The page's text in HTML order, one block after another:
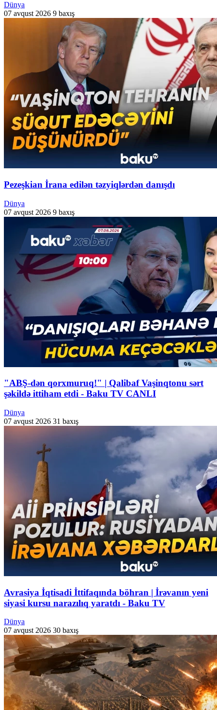
Dünya
07 avqust 2026 9 baxış
Pezeşkian İrana edilən təzyiqlərdən danışdı
Dünya
07 avqust 2026 9 baxış
"ABŞ-dən qorxmuruq!" | Qalibaf Vaşinqtonu sərt
şəkildə ittiham etdi - Baku TV CANLI
Dünya
07 avqust 2026 31 baxış
Avrasiya İqtisadi İttifaqında böhran | İrəvanın yeni
siyasi kursu narazılıq yaratdı - Baku TV
Dünya
07 avqust 2026 30 baxış